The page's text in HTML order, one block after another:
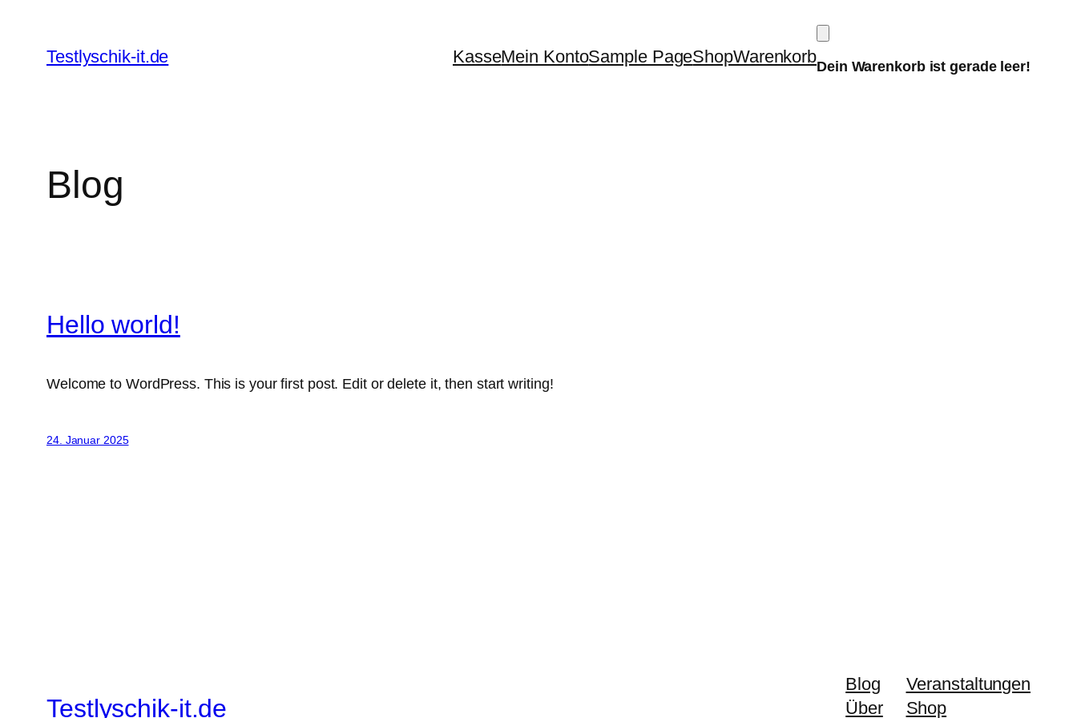
springenTestlyschik-it.de KasseMein KontoSample PageShopWarenkorbDein Warenkorb ist gerade leer!
Blog
Hello world!
Welcome to WordPress. This is your first post. Edit or delete it, then start writing!
24. Januar 2025
Testlyschik-it.de
Blog
Über
Veranstaltungen
Shop